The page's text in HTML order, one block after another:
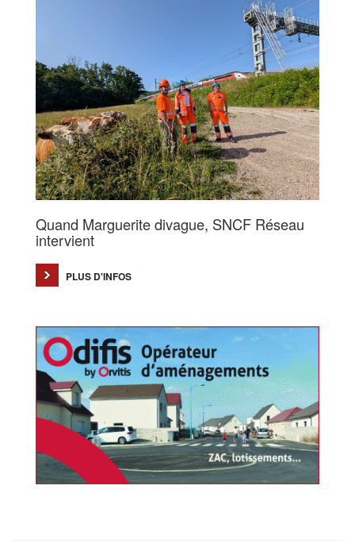
Quand Marguerite divague, SNCF Réseau
intervient
PLUS D'INFOS